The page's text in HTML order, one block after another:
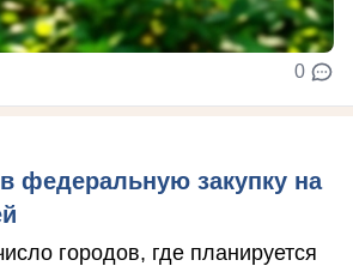
0
федеральную закупку на
городов, где планируется